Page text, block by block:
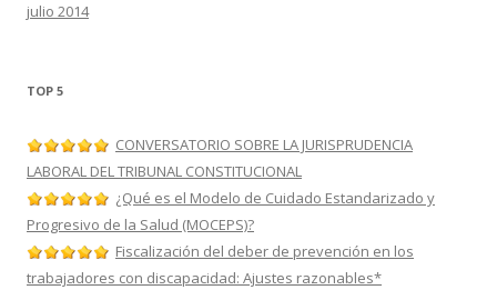
julio 2014
TOP 5
CONVERSATORIO SOBRE LA JURISPRUDENCIA
LABORAL DEL TRIBUNAL CONSTITUCIONAL
¿Qué es el Modelo de Cuidado Estandarizado y
Progresivo de la Salud (MOCEPS)?
Fiscalización del deber de prevención en los
trabajadores con discapacidad: Ajustes razonables*